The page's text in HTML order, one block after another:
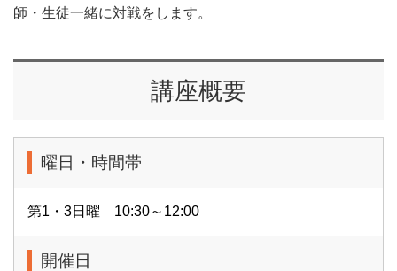
師・生徒一緒に対戦をします。
講座概要
曜日・時間帯
第1・3日曜 10:30～12:00
開催日